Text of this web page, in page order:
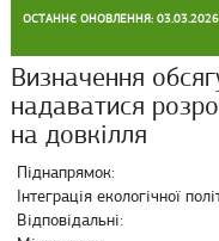
ОСТАННЄ ОНОВЛЕННЯ: 03.03.2026
Визначення
надаватися
на довкілля
Піднапрямок:
Інтеграція екологічної
Відповідальні: